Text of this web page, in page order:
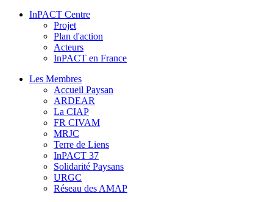
InPACT Centre
Projet
Plan d'action
Acteurs
InPACT en France
Les Membres
Accueil Paysan
ARDEAR
La CIAP
FR CIVAM
MRJC
Terre de Liens
InPACT 37
Solidarité Paysans
URGC
Réseau des AMAP